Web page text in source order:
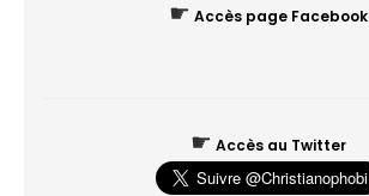
☛ Accès page Facebook
☛ Accès au Twitter